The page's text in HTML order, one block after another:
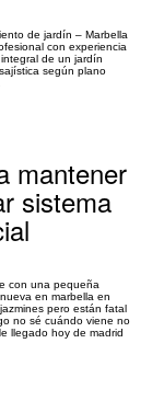
de jardín – Marbella
con experiencia
de un jardín
según plano
mantener
sistema
con una pequeña
en marbella en
pero están fatal
no sé cuándo viene no
llegado hoy de madrid